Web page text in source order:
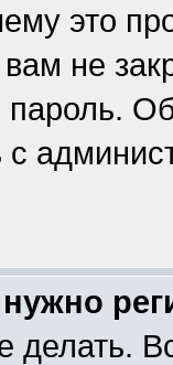
это
не
с
делать.